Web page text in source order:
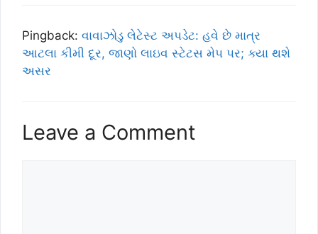
Pingback: વાવાઝોડુ લેટેસ્ટ અપડેટ: હવે છે માત્ર
આટલા કીમી દૂર, જાણો લાઇવ સ્ટેટસ મેપ પર; ક્યા થશે
અસર
Leave a Comment